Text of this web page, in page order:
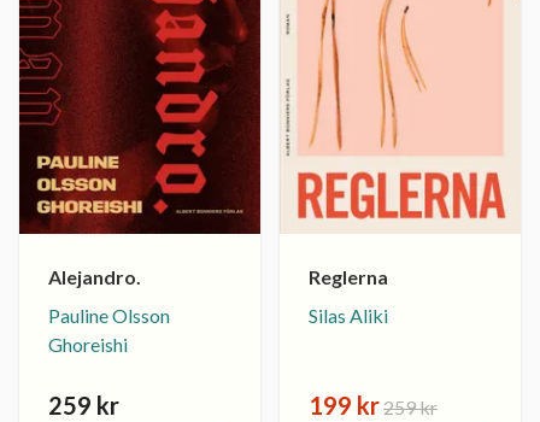
Alejandro.
Pauline Olsson
Ghoreishi
259 kr
Reglerna
Silas Aliki
199 kr259 kr